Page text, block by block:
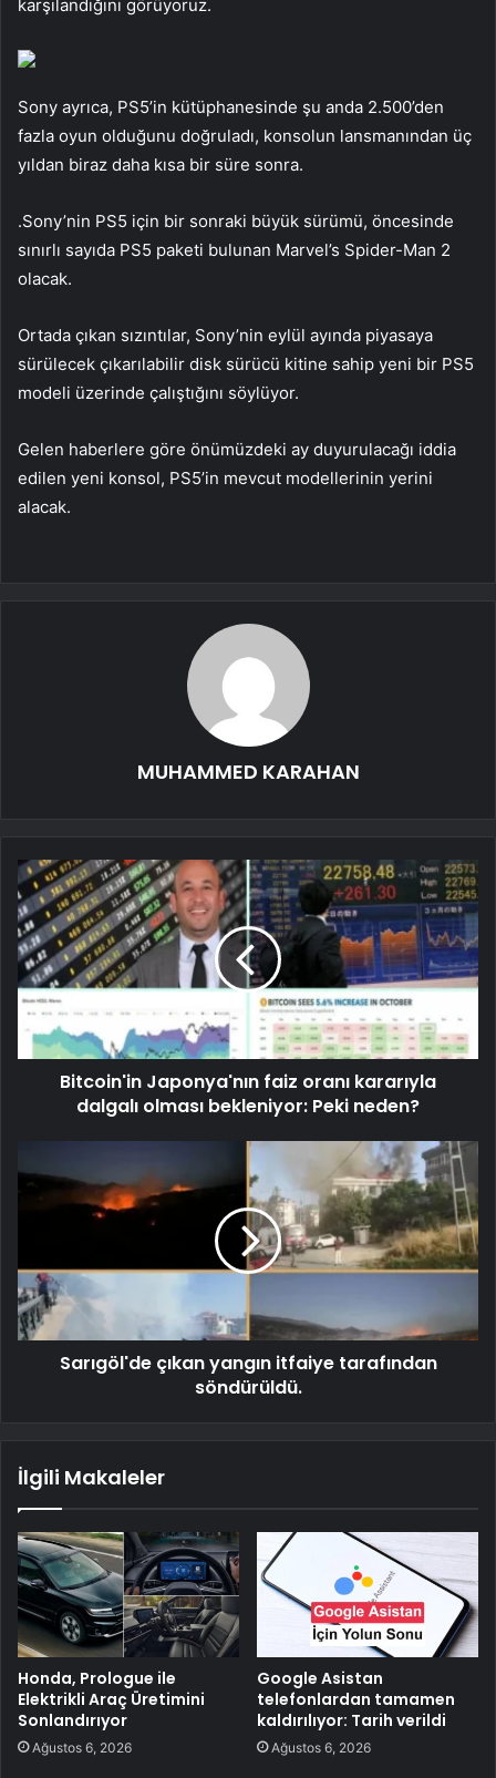
karşılandığını görüyoruz.
Sony ayrıca, PS5’in kütüphanesinde şu anda 2.500’den
fazla oyun olduğunu doğruladı, konsolun lansmanından üç
yıldan biraz daha kısa bir süre sonra.
.Sony’nin PS5 için bir sonraki büyük sürümü, öncesinde
sınırlı sayıda PS5 paketi bulunan Marvel’s Spider-Man 2
olacak.
Ortada çıkan sızıntılar, Sony’nin eylül ayında piyasaya
sürülecek çıkarılabilir disk sürücü kitine sahip yeni bir PS5
modeli üzerinde çalıştığını söylüyor.
Gelen haberlere göre önümüzdeki ay duyurulacağı iddia
edilen yeni konsol, PS5’in mevcut modellerinin yerini
alacak.
MUHAMMED KARAHAN
Bitcoin'in Japonya'nın faiz oranı kararıyla
dalgalı olması bekleniyor: Peki neden?
Sarıgöl'de çıkan yangın itfaiye tarafından
söndürüldü.
İlgili Makaleler
Honda, Prologue ile
Elektrikli Araç Üretimini
Sonlandırıyor
Ağustos 6, 2026
Google Asistan
telefonlardan tamamen
kaldırılıyor: Tarih verildi
Ağustos 6, 2026